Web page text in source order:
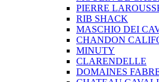
PIERRE
RIB SHACK
MASCHIO DEI
CHANDON
MINUTY
CLARENDELLE
DOMAINES